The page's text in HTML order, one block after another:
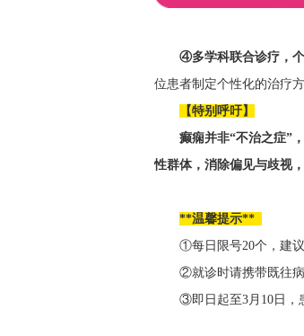
④多学科联合诊疗，
位患者制定个性化的治疗方
【特别呼吁】
癫痫并非“不治之症”
性群体，消除偏见与歧视
**温馨提示**
①每日限号20个，建
②就诊时请携带既往病
③即日起至3月 10 日，